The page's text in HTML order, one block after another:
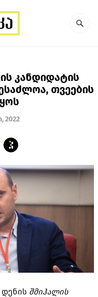
კანდიდატის
თვეების
2022
დენის შმიჰალის